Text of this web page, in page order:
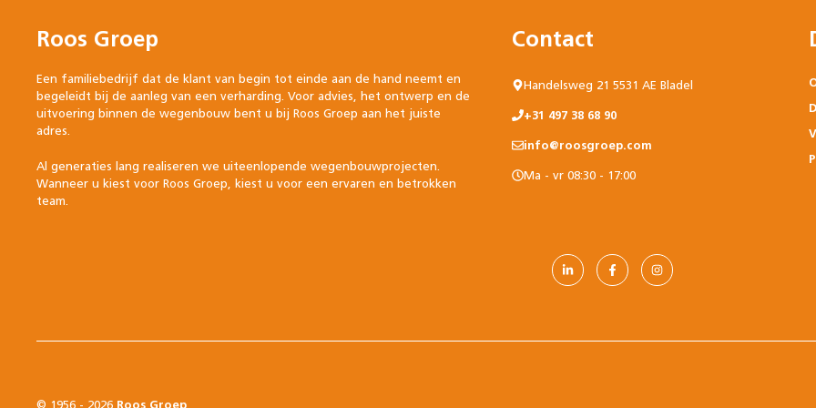
Roos Groep
Een familiebedrijf dat de klant van begin tot einde aan de hand neemt en
begeleidt bij de aanleg van een verharding. Voor advies, het ontwerp en de
uitvoering binnen de wegenbouw bent u bij Roos Groep aan het juiste
adres.
Al generaties lang realiseren we uiteenlopende wegenbouwprojecten.
Wanneer u kiest voor Roos Groep, kiest u voor een ervaren en betrokken
team.
Contact
Handelsweg 21 5531 AE Bladel
+31 497 38 68 90
info@roosgroep.com
Ma - vr 08:30 - 17:00
© 1956 - 2026 Roos Groep